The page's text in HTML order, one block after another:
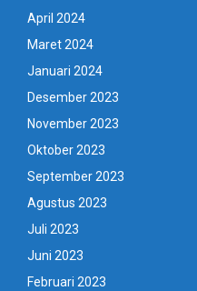
April 2024
Maret 2024
Januari 2024
Desember 2023
November 2023
Oktober 2023
September 2023
Agustus 2023
Juli 2023
Juni 2023
Februari 2023